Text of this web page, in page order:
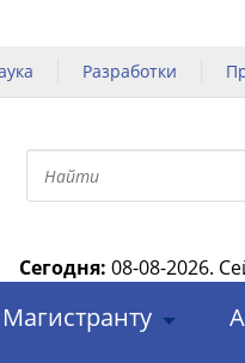
Разработки
Сегодня: 08-08-2026.
Магистранту